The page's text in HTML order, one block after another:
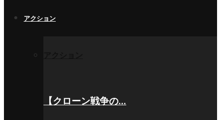
アクション
【クローン戦争の…